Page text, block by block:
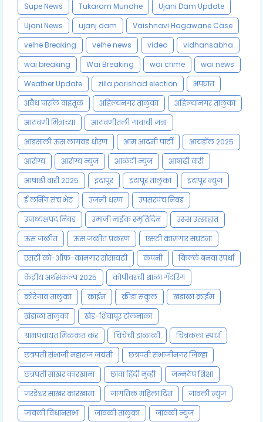
Supe News
Tukaram Mundhe
Ujani Dam Update
Ujani News
ujanj dam
Vaishnavi Hagawane Case
velhe Breaking
velhe news video
vidhansabha
wai breaking
Wai Breaking wai crime
wai news
Weather Update
zilla parishad election
अपघात
अवैध पार्सल वाहतूक
अहिल्यनगर तालुका
अहिल्यानगर तालुका
आठवणी मित्राच्या
आठवणीतली गावाची जत्रा
आडसाली ऊस लागवड धोरण
आम आदमी पार्टी
आयडॉल 2025
आरोग्य
आरोग्य न्युज आळंदी न्युज
आषाढी वारी
आषाढी वारी 2025
इंदापूर इंदापूर तालुका
इंदापूर न्युज
ई लर्निंग संच भेट
उजनी धरण
उपसरपंच निवड
उपाध्यक्षपद निवड
उमाजी नाईक स्मृतिदिन
उरूस उत्साहात
ऊस जळीत
ऊस जळीत प्रकरण
एसटी कामगार संघटना
एसटी को-ऑफ-कामगार सोसायटी
कंपनी
किल्ले बनवा स्पर्धा
केंद्रीय अर्थसंकल्प 2025
कोपीवरची शाळा गॅदरिंग
कोरेगाव तालुका
क्राईम क्रीडा संकुल
खंडाळा क्राईम
खंडाळा तालुका
खेड-शिवापूर टोलनाका
ग्रामपंचायत मिळकत कर
चिंचेची झळाळी
चित्रकला स्पर्धा
छत्रपती संभाजी महाराज जयंती
छत्रपती संभाजीनगर जिल्हा
छत्रपती साखर कारखाना
छावा हिंदी मुव्ही
जन्मठेप शिक्षा
जरंडेश्वर साखर कारखाना
जागतिक महिला दिन
जावली न्युज
जावली विधानसभा
जावळी तालुका जावळी न्युज